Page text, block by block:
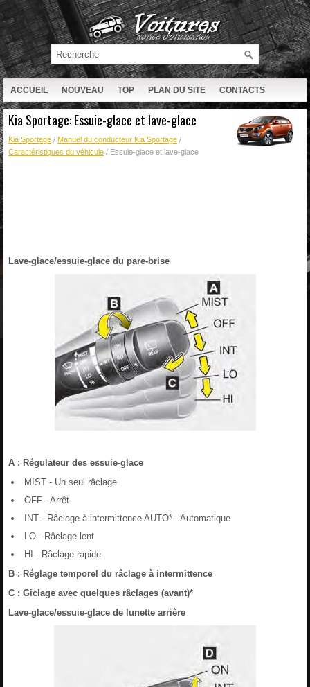
ACCUEIL NOUVEAU TOP PLAN DU SITE CONTACTS
RECHERCHE
Kia Sportage: Essuie-glace et lave-glace
Kia Sportage / Manuel du conducteur Kia Sportage /
Caractéristiques du véhicule / Essuie-glace et lave-glace
Lave-glace/essuie-glace du pare-brise
A : Régulateur des essuie-glace
MIST - Un seul râclage
OFF - Arrêt
INT - Râclage à intermittence AUTO* - Automatique
LO - Râclage lent
HI - Râclage rapide
B : Réglage temporel du râclage à intermittence
C : Giclage avec quelques râclages (avant)*
Lave-glace/essuie-glace de lunette arrière